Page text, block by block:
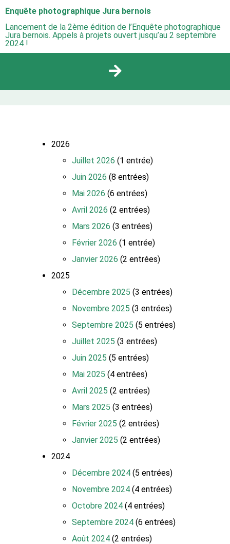
Enquête photographique Jura bernois
Lancement de la 2ème édition de l’Enquête photographique
Jura bernois. Appels à projets ouvert jusqu’au 2 septembre
2024 !
2026
Juillet 2026 (1 entrée)
Juin 2026 (8 entrées)
Mai 2026 (6 entrées)
Avril 2026 (2 entrées)
Mars 2026 (3 entrées)
Février 2026 (1 entrée)
Janvier 2026 (2 entrées)
2025
Décembre 2025 (3 entrées)
Novembre 2025 (3 entrées)
Septembre 2025 (5 entrées)
Juillet 2025 (3 entrées)
Juin 2025 (5 entrées)
Mai 2025 (4 entrées)
Avril 2025 (2 entrées)
Mars 2025 (3 entrées)
Février 2025 (2 entrées)
Janvier 2025 (2 entrées)
2024
Décembre 2024 (5 entrées)
Novembre 2024 (4 entrées)
Octobre 2024 (4 entrées)
Septembre 2024 (6 entrées)
Août 2024 (2 entrées)